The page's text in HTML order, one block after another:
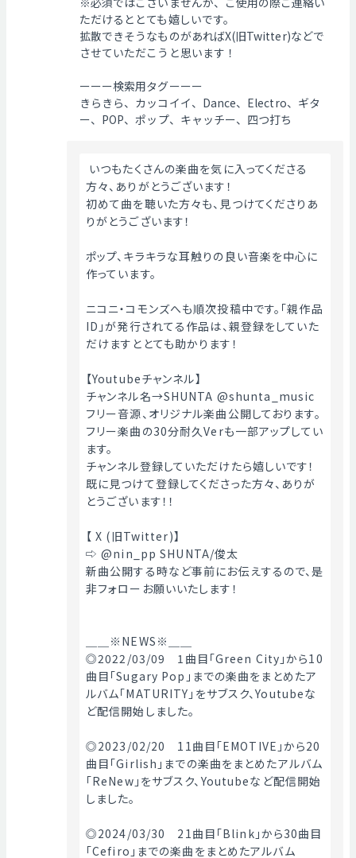
ただけるととても嬉しいです。
拡散できそうなものがあればX(旧Twitter)などで
させていただこうと思います！
ーーー検索用タグーーー
きらきら、カッコイイ、Dance、Electro、ギタ
ー、POP、ポップ、キャッチー、四つ打ち
方々、ありがとうございます！
初めて曲を聴いた方々も、見つけてくださりあ
りがとうございます！
ポップ、キラキラな耳触りの良い音楽を中心に
作っています。
ニコニ・コモンズへも順次投稿中です。「親作品
ID」が発行されてる作品は、親登録をしていた
だけますととても助かります！
【Youtubeチャンネル】
チャンネル名→SHUNTA @shunta_music
フリー音源、オリジナル楽曲公開しております。
フリー楽曲の30分耐久Verも一部アップしてい
ます。
チャンネル登録していただけたら嬉しいです！
既に見つけて登録してくださった方々、ありが
とうございます！！
【 X (旧Twitter)】
⇨ @nin_pp SHUNTA/俊太
新曲公開する時など事前にお伝えするので、是
非フォローお願いいたします！
＿＿※NEWS※＿＿
◎2022/03/09　1曲目「Green City」から10
曲目「Sugary Pop」までの楽曲をまとめたア
ルバム「MATURITY」をサブスク、Youtubeな
ど配信開始しました。
◎2023/02/20　11曲目「EMOTIVE」から20
曲目「Girlish」までの楽曲をまとめたアルバム
「ReNew」をサブスク、Youtubeなど配信開始
しました。
◎2024/03/30　21曲目「Blink」から30曲目
「Cefiro」までの楽曲をまとめたアルバム